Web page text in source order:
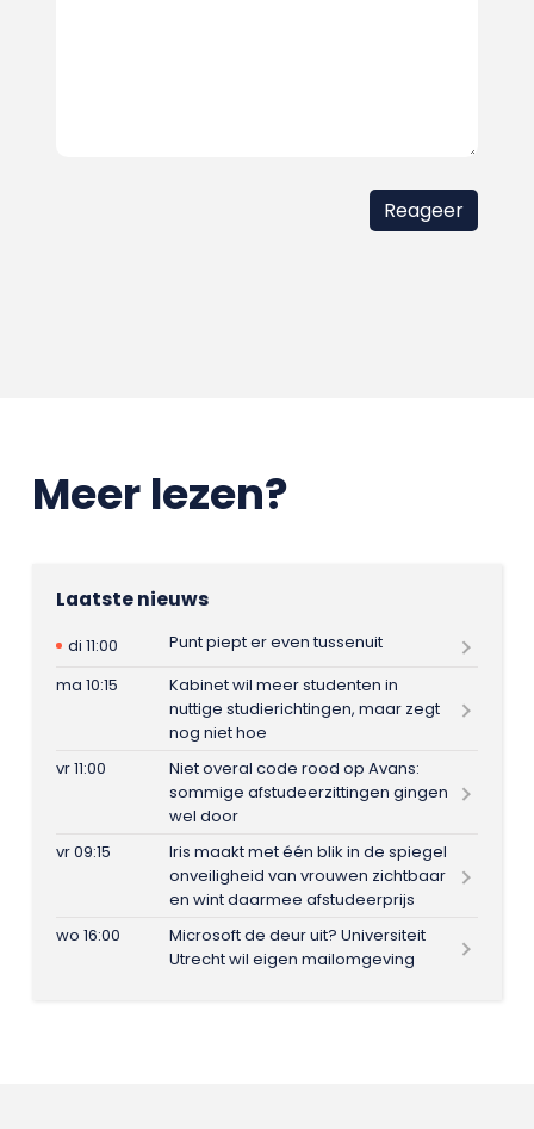
Meer lezen?
Laatste nieuws
di 11:00
Punt piept er even tussenuit
ma 10:15
Kabinet wil meer studenten in
nuttige studierichtingen, maar zegt
nog niet hoe
vr 11:00
Niet overal code rood op Avans:
sommige afstudeerzittingen gingen
wel door
vr 09:15
Iris maakt met één blik in de spiegel
onveiligheid van vrouwen zichtbaar
en wint daarmee afstudeerprijs
wo 16:00
Microsoft de deur uit? Universiteit
Utrecht wil eigen mailomgeving